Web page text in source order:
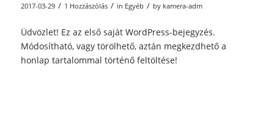
2017-03-29 / 1 Hozzászólás / in Egyéb / by kamera-adm
Üdvözlet! Ez az első saját WordPress-bejegyzés.
Módosítható, vagy törölhető, aztán megkezdhető a
honlap tartalommal történő feltöltése!